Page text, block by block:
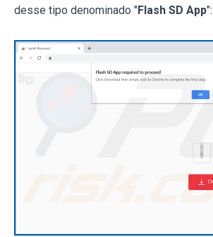
desse tipo denominado "Flash SD App":